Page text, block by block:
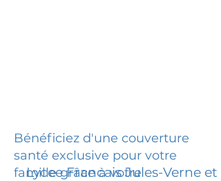
Bénéficiez d'une couverture
santé exclusive pour votre
famille grâce à votre
Lycee Francais Jules-Verne et